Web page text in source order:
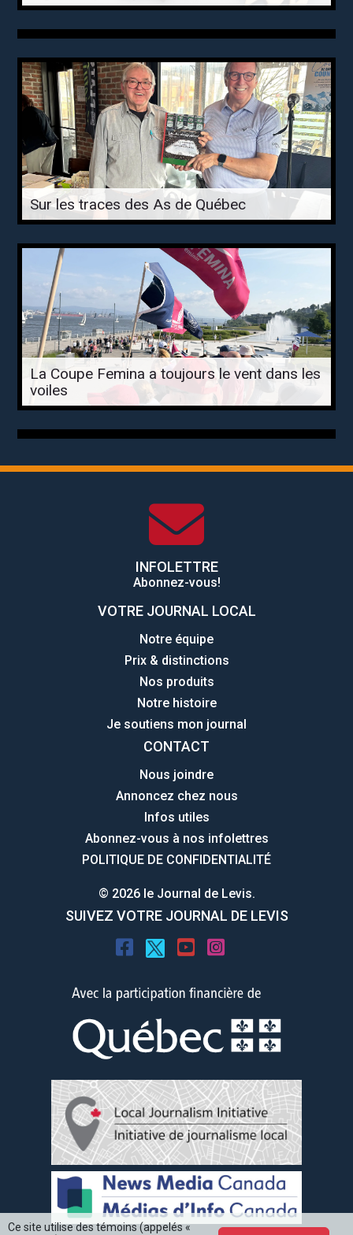
Sur les traces des As de Québec
La Coupe Femina a toujours le vent dans les
voiles
INFOLETTRE
Abonnez-vous!
VOTRE JOURNAL LOCAL
Notre équipe
Prix & distinctions
Nos produits
Notre histoire
Je soutiens mon journal
CONTACT
Nous joindre
Annoncez chez nous
Infos utiles
Abonnez-vous à nos infolettres
POLITIQUE DE CONFIDENTIALITÉ
© 2026 le Journal de Levis.
SUIVEZ VOTRE JOURNAL DE LEVIS
Ce site utilise des témoins (appelés «